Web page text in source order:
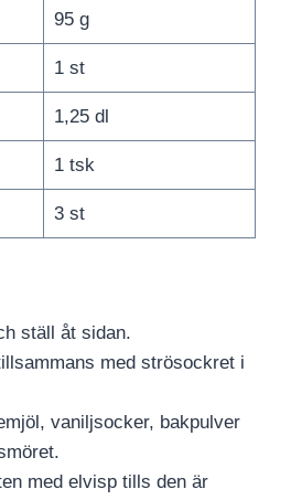
95 g
1 st
1,25 dl
1 tsk
3 st
ställ åt sidan.
med strösockret i
vaniljsocker, bakpulver
med elvisp tills den är